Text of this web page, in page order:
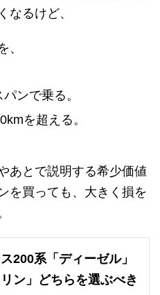
なるけど、
、
ンで乗る。
を超える。
あとで説明する希少価値
を買っても、大きく損を
200系「ディーゼル」
ン」どちらを選ぶべき